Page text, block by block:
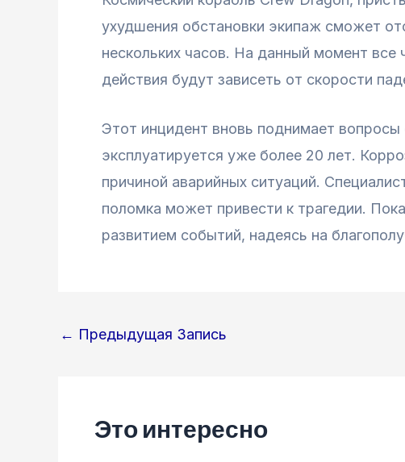
ухудшения обстановки экипаж сможет
нескольких часов. На данный момент
действия будут зависеть от скорости
Этот инцидент вновь поднимает
эксплуатируется уже более 20 лет.
причиной аварийных ситуаций.
поломка может привести к трагедии.
развитием событий, надеясь на
Навигация
← Предыдущая Запись
Это интересно